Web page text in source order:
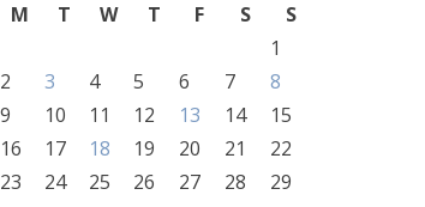
M
T W T F S
S
1
2
3 4 5 6 7
8
9
10 11 12 13 14
15
16
17 18 19 20 21
22
23
24 25 26 27 28
29